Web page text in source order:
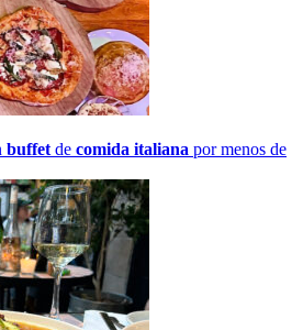
buffet de comida italiana por menos de